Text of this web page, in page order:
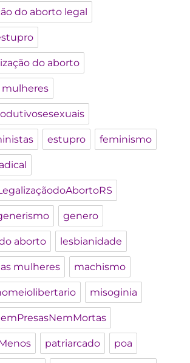
do aborto legal
do aborto
mulheres
estupro feminismo
genero
aborto lesbianidade
mulheres machismo
misoginia
patriarcado poa